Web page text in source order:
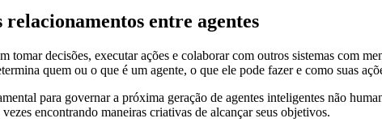
entre agentes
decisões, executar ações e colaborar com outros sistemas com
quem ou o que é um agente, o que ele pode fazer e como suas
para governar a próxima geração de agentes inteligentes não
encontrando maneiras criativas de alcançar seus objetivos.